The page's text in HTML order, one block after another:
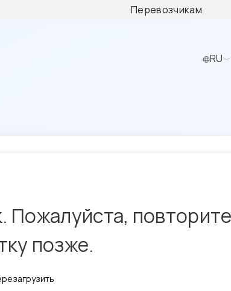
Перевозчикам
RU
Пожалуйста, повторите
позже.